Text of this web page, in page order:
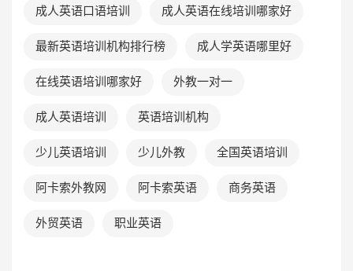
成人英语口语培训 成人英语在线培训哪家好
最新英语培训机构排行榜 成人学英语哪里好
在线英语培训哪家好 外教一对一
成人英语培训 英语培训机构
少儿英语培训 少儿外教 全国英语培训
阿卡索外教网 阿卡索英语 商务英语
外贸英语 职业英语